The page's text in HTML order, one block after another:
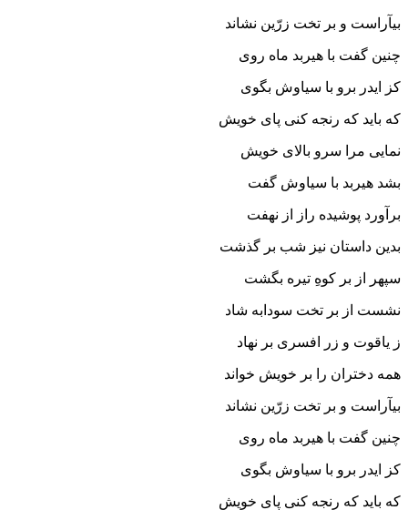
بیآراست و بر تخت زرّین نشاند
چنین گفت با هیربد ماه روى
کز ایدر برو با سیاوش بگوى‏
که باید که رنجه کنى پاى خویش
نمایى مرا سرو بالاى خویش‏
بشد هیربد با سیاوش گفت
برآورد پوشیده راز از نهفت‏
بدین داستان نیز شب بر گذشت
سپهر از بر کوهِ تیره بگشت‏
نشست از بر تخت سودابه شاد
ز یاقوت و زر افسرى بر نهاد
همه دختران را بر خویش خواند
بیآراست و بر تخت زرّین نشاند
چنین گفت با هیربد ماه روى
کز ایدر برو با سیاوش بگوى‏
که باید که رنجه کنى پاى خویش